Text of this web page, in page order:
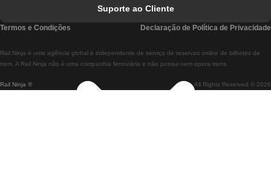
Comboios De Lisboa A Braga
Comboios De Braga A Lisboa
Rail Ninja ® All Rights Reserved © 2026
Rail.Ninja é uma agência global e independente de serviço de reservas online de bilhetes de
trem. A Rail Ninja não é uma companhia ferroviária e não possui nem opera trens.
Suporte ao Cliente
Termos e Condições Declaração de Política de Privacidade